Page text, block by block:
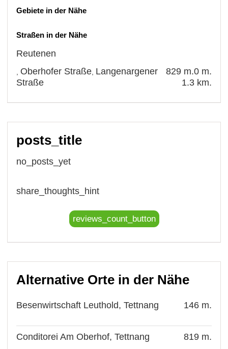
Gebiete in der Nähe
Straßen in der Nähe
Reutenen
0 m.
Oberhofer Straße 829 m.
Langenargener
Straße
1.3 km.
posts_title
no_posts_yet
share_thoughts_hint
reviews_count_button
Alternative Orte in der Nähe
Besenwirtschaft Leuthold, Tettnang 146 m.
Conditorei Am Oberhof, Tettnang 819 m.